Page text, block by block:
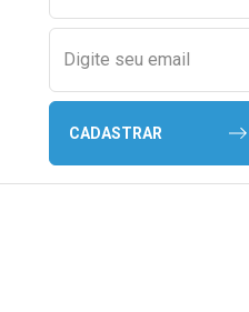
Digite seu email
CADASTRAR